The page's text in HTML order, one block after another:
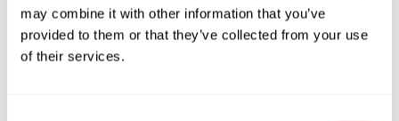
may combine it with other information that you’ve
provided to them or that they’ve collected from your use
of their services.
OEM
MS3503357C, 563003Q601, 563003S725, 563003Z520,